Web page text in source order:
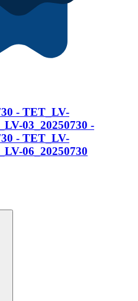
- TET_LV-
03_20250730 -
- TET_LV-
06_20250730